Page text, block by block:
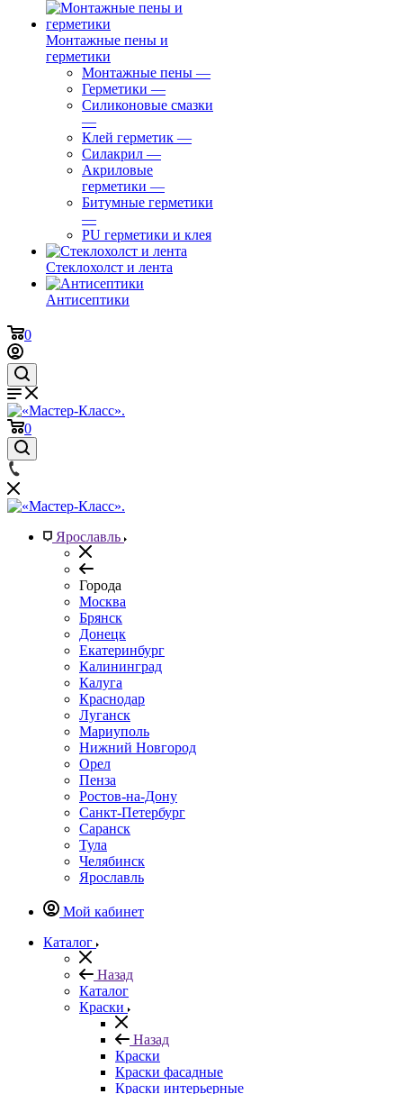
Монтажные пены и
герметики
Монтажные пены —
Герметики —
Силиконовые смазки
—
Клей герметик —
Силакрил —
Акриловые
герметики —
Битумные герметики
—
PU герметики и клея
Стеклохолст и лента
Антисептики
0
0
Ярославль
Города
Москва
Брянск
Донецк
Екатеринбург
Калининград
Калуга
Краснодар
Луганск
Мариуполь
Нижний Новгород
Орел
Пенза
Ростов-на-Дону
Санкт-Петербург
Саранск
Тула
Челябинск
Ярославль
Мой кабинет
Каталог
Назад
Каталог
Краски
Назад
Краски
Краски фасадные
Краски интерьерные